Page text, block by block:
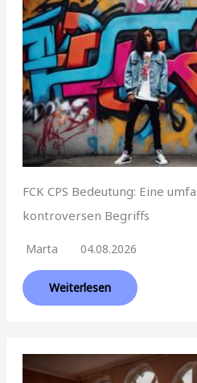
FCK CPS Bedeutung: Eine
kontroversen Begriffs
Marta 04.08.2026
Weiterlesen